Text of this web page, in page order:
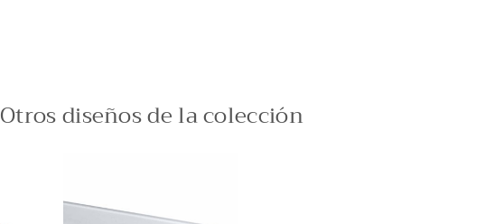
Otros diseños de la colección